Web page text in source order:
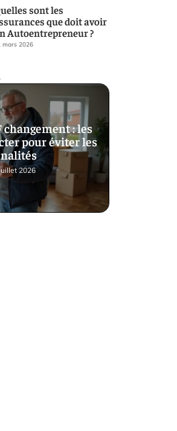
sont les
que doit avoir
Autoentrepreneur ?
mars 2026
changement : les
pour éviter les
2026